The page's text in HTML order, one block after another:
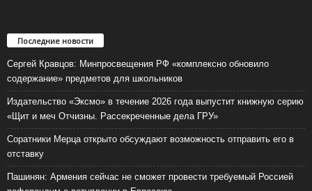
Последние новости
Сергей Кравцов: Минпросвещения РФ «комплексно обновило
содержание» предметов для школьников
Издательство «Эксмо» в течение 2026 года выпустит книжную серию
«Щит и меч Отчизны. Рассекреченные дела ГРУ»
Соратники Мерца открыто обсуждают возможность отправить его в
отставку
Пашинян: Армения сейчас не сможет провести требуемый Россией